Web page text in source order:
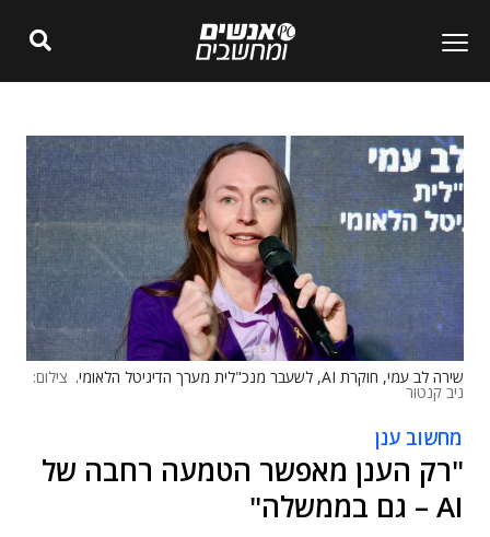
שירה לב עמי, חוקרת AI, לשעבר מנכ"לית מערך הדיגיטל הלאומי. צילום:
ניב קנטור
מחשוב ענן
"רק הענן מאפשר הטמעה רחבה של
AI – גם בממשלה"